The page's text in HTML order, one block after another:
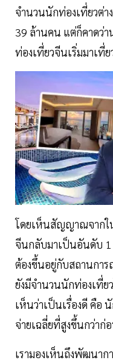
จำนวนนักท่องเที่ยวต่า
39 ล้านคน แต่ก็คาดว่
ท่องเที่ยวจีนเริ่มมาเที่
โดยเห็นสัญญาณจากใ
จีนกลับมาเป็นอันดับ 1
ต้องขึ้นอยู่กับสถานการ
ยังมีจำนวนนักท่องเที่ย
เห็นว่าเป็นเรื่องดี คือ
จ่ายเฉลี่ยที่สูงขึ้นกว่าก่
เรามองเห็นถึงพัฒนาก